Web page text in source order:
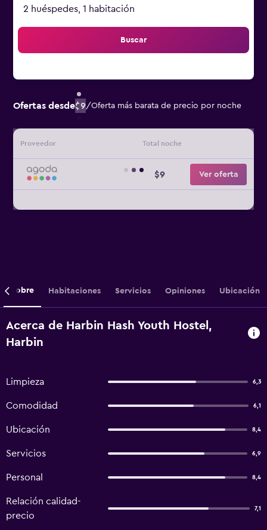
2 huéspedes, 1 habitación
Buscar
Ofertas desde$9/Oferta más barata de precio por noche
Proveedor Total noche
$9 Ver oferta
Sobre Habitaciones Servicios Opiniones Ubicación
Acerca de Harbin Hash Youth Hostel,
Harbin
Limpieza 6,3
Comodidad 6,1
Ubicación 8,4
Servicios 6,9
Personal 8,4
Relación calidad-
precio
7,1